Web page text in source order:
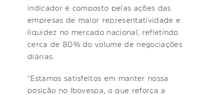
indicador é composto pelas ações das
empresas de maior representatividade e
liquidez no mercado nacional, refletindo
cerca de 80% do volume de negociações
diárias.
“Estamos satisfeitos em manter nossa
posição no Ibovespa, o que reforça a